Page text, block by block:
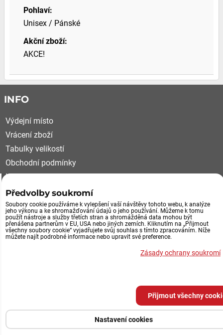
Pohlaví:
Unisex / Pánské
Akční zboží:
AKCE!
INFO
Výdejní místo
Vrácení zboží
Tabulky velikostí
Obchodní podmínky
Kariéra
Reklamační řád
VÝDEJNÍ MÍSTO, VRÁCENÍ ZBOŽÍ
Průmyslová 492/29
Zásady ochrany soukromí
Předvolby soukromí
Soubory cookie používáme k vylepšení vaší návštěvy tohoto webu, k analýze
jeho výkonu a ke shromažďování údajů o jeho používání. Můžeme k tomu
použít nástroje a služby třetích stran a shromážděná data mohou být
přenášena partnerům v EU, USA nebo jiných zemích. Kliknutím na „Přijmout
všechny soubory cookie“ vyjadřujete svůj souhlas s tímto zpracováním. Níže
můžete najít podrobné informace nebo upravit své preference.
Zásady ochrany soukromí
Nastavení cookies
Přijmout všechny